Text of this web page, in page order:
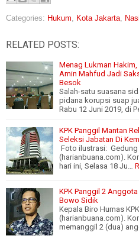
Categories: Hukum, Kota Jakarta,
RELATED POSTS:
Menag Lukman
Amin Mahfud Jadi
Besok
Salah-satu suasana
pidana korupsi suap
Rabu 12 Juni 2019, di
KPK Panggil Mantan
Seleksi Jabatan Di
Foto ilustrasi: Gedung
(harianbuana.com).
hari ini, Selasa 18 Ju…
KPK Panggil 2 Anggota
Bowo Sidik
Kepala Biro Humas
(harianbuana.com).
memanggil 2 (dua)